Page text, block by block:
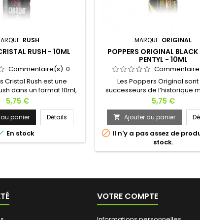
RUSH
RUSH - 10ML
Commentaire(s): 0
Cristal Rush est une
dans un format 10ml,
Pentyl il vous délivrera
incomparable ! Conçu
sexuelle, fist, BDSM,
votre nuit sera plus folle
jamais.
Prix
5,75 €
panier Détails
En stock
MARQUE: ORIGINAL
POPPERS ORIGINAL BLACK
PENTYL - 10ML
Les Poppers Original sont
successeurs de l’historique
Rush. Le Poppers Original
Pentyl 10ml est sans doute
découvrir d’urgence pour
amateurs de Poppers
recherche de sensations
extraordinaires. Avec sa
pure au nitrite de pentyl,
Prix
5,75 €
 Ajouter au panier
 Il n'y a pas assez de
stock.
VOTRE COMPTE